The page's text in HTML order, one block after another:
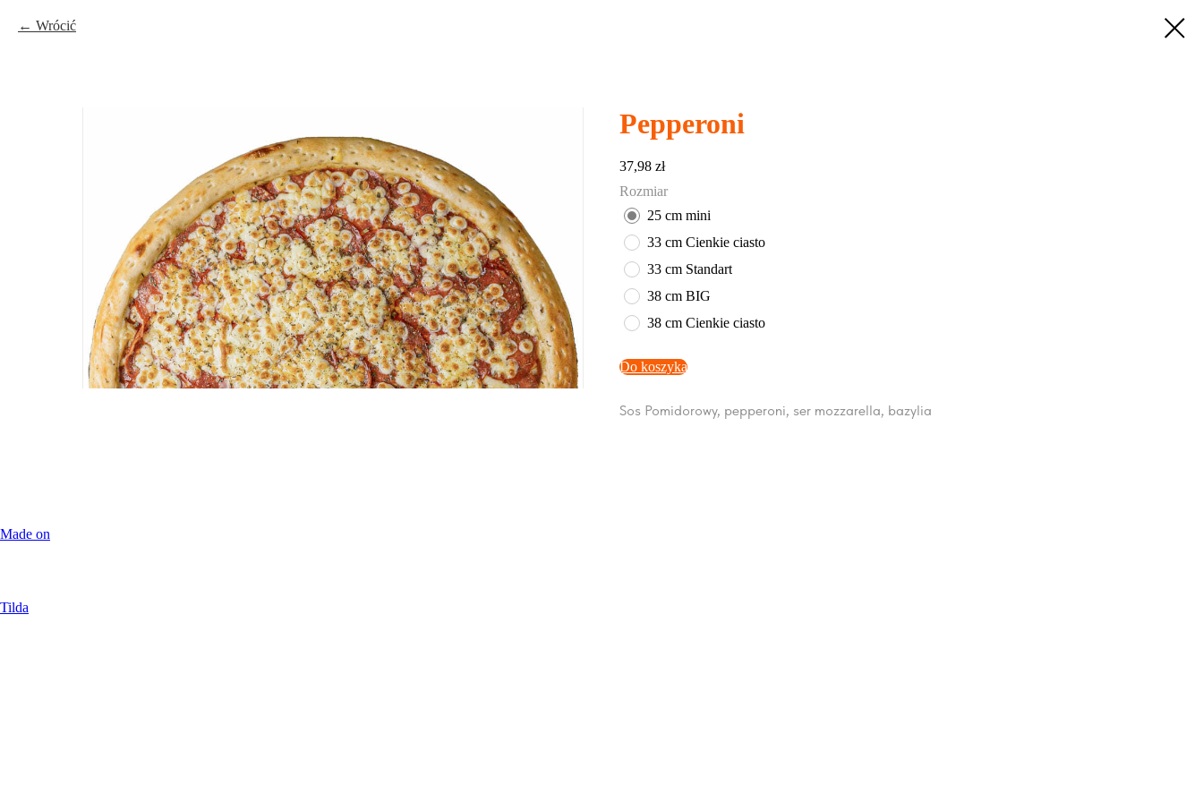
Wrócić
Pepperoni
37,98 zł
Rozmiar
25 cm mini
33 cm Cienkie ciasto
33 cm Standart
38 cm BIG
38 cm Cienkie ciasto
Do koszyka
Sos Pomidorowy, pepperoni, ser mozzarella, bazylia
Made on
Tilda